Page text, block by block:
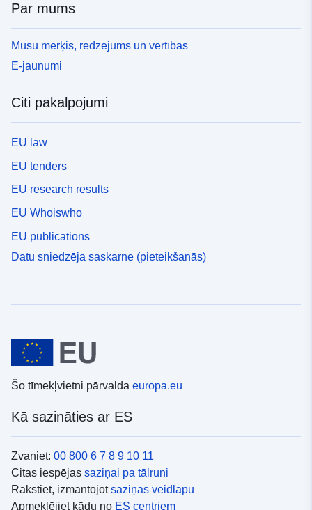
Par mums
Mūsu mērķis, redzējums un vērtības
E-jaunumi
Citi pakalpojumi
EU law
EU tenders
EU research results
EU Whoiswho
EU publications
Datu sniedzēja saskarne (pieteikšanās)
Šo tīmekļvietni pārvalda europa.eu
Kā sazināties ar ES
Zvaniet: 00 800 6 7 8 9 10 11
Citas iespējas saziņai pa tālruni
Rakstiet, izmantojotsaziņas veidlapu
Apmeklējiet kādu no ES centriem